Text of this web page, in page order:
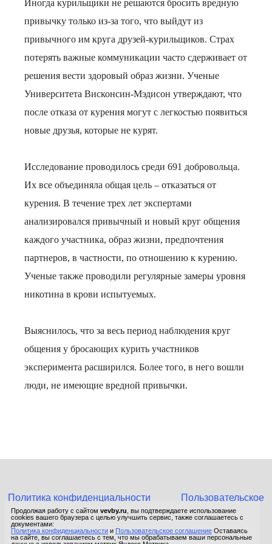
Иногда курильщики не решаются бросить вредную
привычку только из-за того, что выйдут из
привычного им круга друзей-курильщиков. Страх
потерять важные коммуникации часто сдерживает от
решения вести здоровый образ жизни. Ученые
Университета Висконсин-Мэдисон утверждают, что
после отказа от курения могут с легкостью появиться
новые друзья, которые не курят.
Исследование проводилось среди 691 добровольца.
Их все объединяла общая цель – отказаться от
курения. В течение трех лет экспертами
анализировался привычный и новый круг общения
каждого участника, образ жизни, предпочтения
партнеров, в частности, по отношению к курению.
Ученые также проводили регулярные замеры уровня
никотина в крови испытуемых.
Выяснилось, что за весь период наблюдения круг
общения у бросающих курить участников
эксперимента расширился. Более того, в него вошли
люди, не имеющие вредной привычки.
Политика конфиденциальности
Пользовательское
соглашение
© 2015-2026 Сетевое издание «Фактом». Зарегистрировано в
Федеральной службе по надзору в сфере связи, информационных
Продолжая работу с сайтом vevby.ru , вы подтверждаете использование
cookies вашего браузера с целью улучшить сервис, также соглашаетесь с
документами:
Политика конфиденциальности и Пользовательское соглашение Оставаясь
на сайте, вы соглашаетесь с тем, что мы обрабатываем ваши персональные